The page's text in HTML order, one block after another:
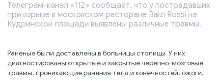
Телеграм-канал «112» сообщает, что у пострадавших
при взрыве в московском ресторане Balzi Rossi на
Кудринской площади выявлены различные травмы.
Раненые были доставлены в больницы столицы. У них
диагностированы открытые и закрытые черепно-мозговые
травмы, проникающие ранения тела и конечностей, ожоги.